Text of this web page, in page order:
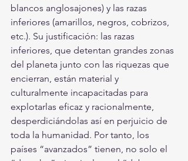
blancos anglosajones) y las razas
inferiores (amarillos, negros, cobrizos,
etc.). Su justificación: las razas
inferiores, que detentan grandes zonas
del planeta junto con las riquezas que
encierran, están material y
culturalmente incapacitadas para
explotarlas eficaz y racionalmente,
desperdiciándolas así en perjuicio de
toda la humanidad. Por tanto, los
países “avanzados” tienen, no solo el